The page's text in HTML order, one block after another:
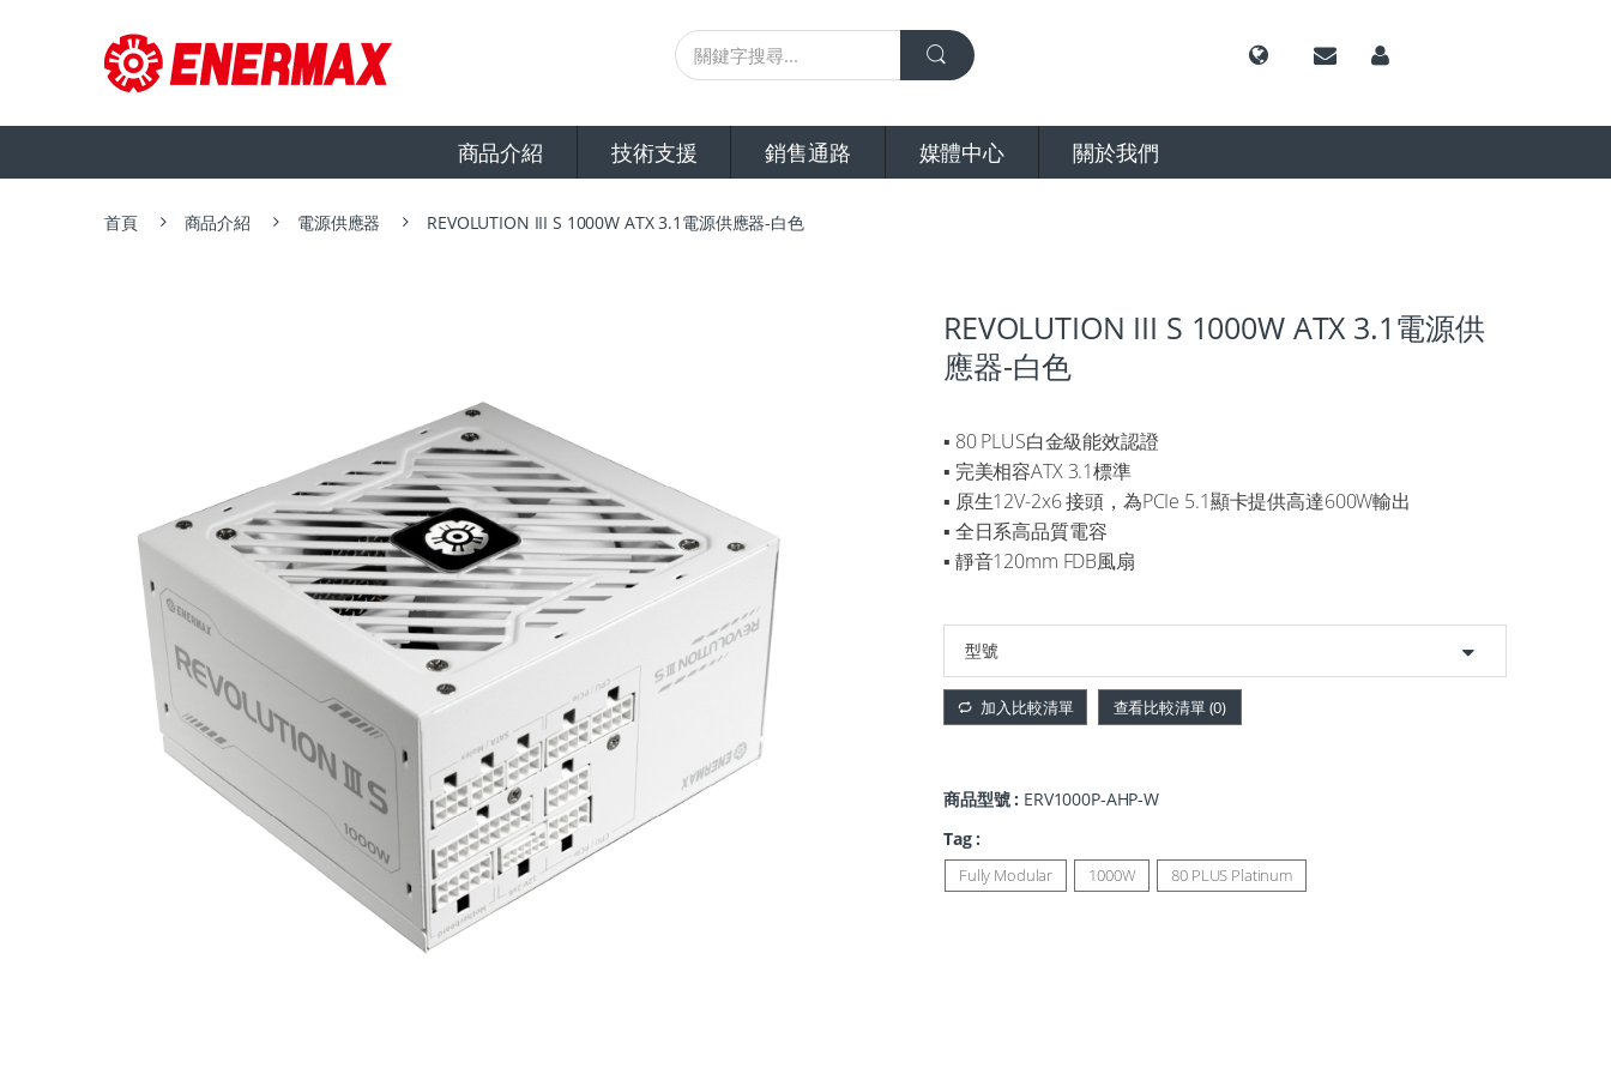
商品介紹 技術支援 銷售通路 媒體中心 關於我們
首頁 商品介紹 電源供應器 REVOLUTION III S 1000W ATX 3.1電源供應器-白色
REVOLUTION III S 1000W ATX 3.1電源供
應器-白色
▪ 80 PLUS白金級能效認證
▪ 完美相容ATX 3.1標準
▪ 原生12V-2x6 接頭，為PCIe 5.1顯卡提供高達600W輸出
▪ 全日系高品質電容
▪ 靜音120mm FDB風扇
加入比較清單 查看比較清單 (0)
商品型號 : ERV1000P-AHP-W
Tag :
Fully Modular 1000W 80 PLUS Platinum